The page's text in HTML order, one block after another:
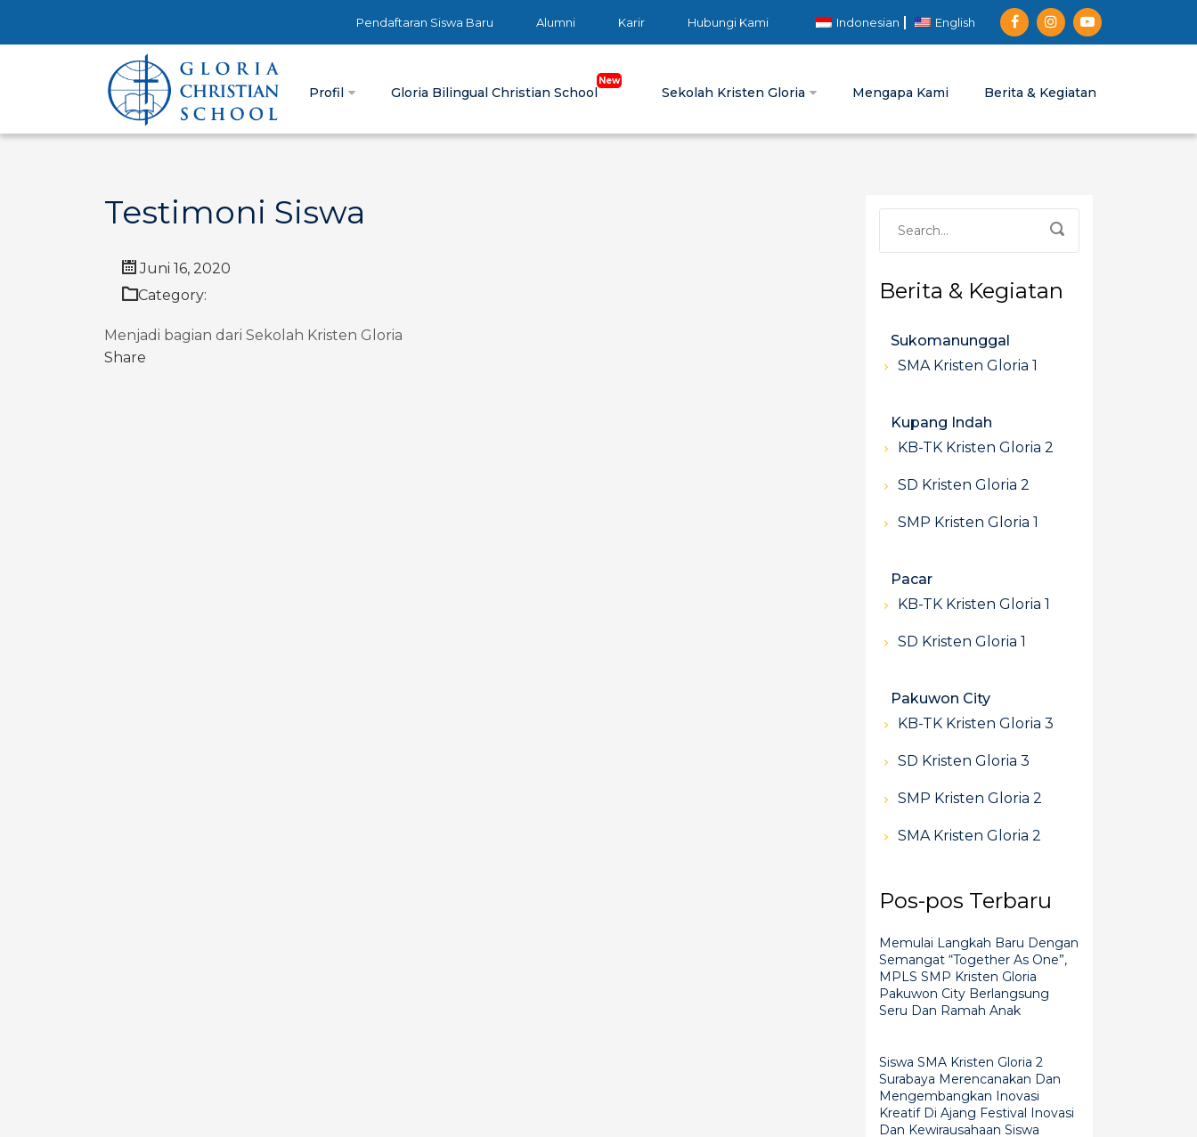
Pendaftaran Siswa Baru Alumni Karir Hubungi Kami Indonesian English
Profil Gloria Bilingual Christian School Sekolah Kristen Gloria Mengapa Kami Berita & Kegiatan
Testimoni Siswa
Juni 16, 2020
Category:
Menjadi bagian dari Sekolah Kristen Gloria
Share
Berita & Kegiatan
Sukomanunggal
SMA Kristen Gloria 1
Kupang Indah
KB-TK Kristen Gloria 2
SD Kristen Gloria 2
SMP Kristen Gloria 1
Pacar
KB-TK Kristen Gloria 1
SD Kristen Gloria 1
Pakuwon City
KB-TK Kristen Gloria 3
SD Kristen Gloria 3
SMP Kristen Gloria 2
SMA Kristen Gloria 2
Pos-pos Terbaru
Memulai Langkah Baru Dengan
Semangat “Together As One”,
MPLS SMP Kristen Gloria
Pakuwon City Berlangsung
Seru Dan Ramah Anak
Siswa SMA Kristen Gloria 2
Surabaya Merencanakan Dan
Mengembangkan Inovasi
Kreatif Di Ajang Festival Inovasi
Dan Kewirausahaan Siswa